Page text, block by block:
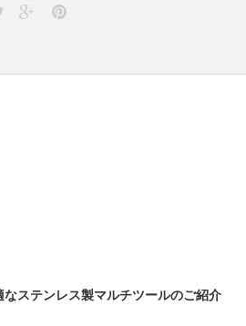
ステンレス製マルチツールのご紹介